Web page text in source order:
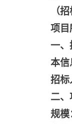
（
项目
一、
本信
招标
二、
规模